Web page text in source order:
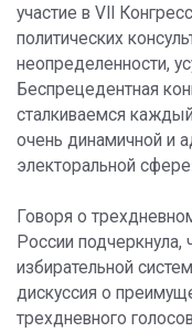
участие в VII
политических
неопределенности,
Беспрецедентная
сталкиваемся
очень динамичной и
электоральной
Говоря о
России подчеркнула,
избирательной
дискуссия о
трехдневного